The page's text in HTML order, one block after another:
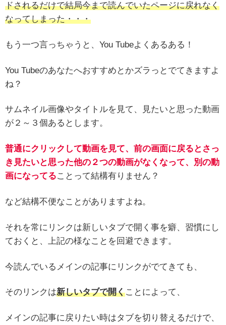
ドされるだけで結局今まで読んでいたページに戻れなく
なってしまった・・・
もう一つ言っちゃうと、You Tubeよくあるある！
You Tubeのあなたへおすすめとかズラっとでてきますよ
ね？
サムネイル画像やタイトルを見て、見たいと思った動画
が２～３個あるとします。
普通にクリックして動画を見て、前の画面に戻ると さっ
き 見たいと思った他の２つの動画がなくなって、別の動
画になってることって結構有りません？
など結構不便なことがありますよね。
それを常にリンクは新しいタブで開く事を癖、習慣にし
ておくと、上記の様なことを回避できます。
今読んでいるメインの記事にリンクがでてきても、
そのリンクは新しいタブで開くことによって、
メインの記事に戻りたい時はタブを切り替えるだけで、